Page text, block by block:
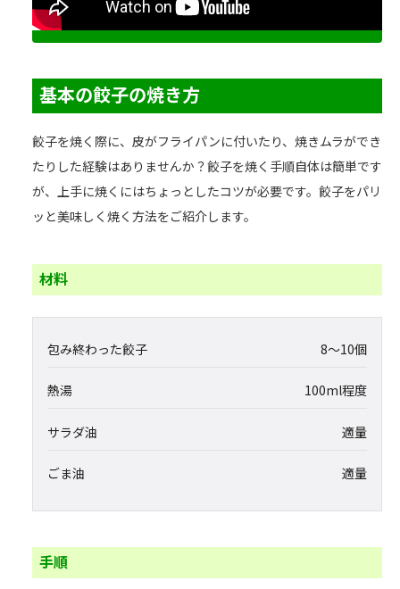
基本の餃子の焼き方
餃子を焼く際に、皮がフライパンに付いたり、焼きムラができ
たりした経験はありませんか？餃子を焼く手順自体は簡単です
が、上手に焼くにはちょっとしたコツが必要です。餃子をパリ
ッと美味しく焼く方法をご紹介します。
材料
包み終わった餃子 8～10個
熱湯 100ml程度
サラダ油 適量
ごま油 適量
手順